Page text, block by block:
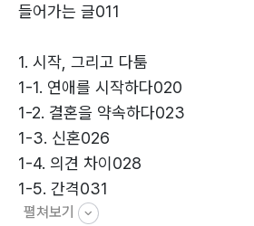
졌다. 이 책 덕분에 사이좋아지는 부
을 겪는 부부, 대화가 잘 안 되어 힘
되어 줄 거라는 믿음이 들었다. - 『그
저자 김은정
알파 님은 좋은 부부 관계의 비결을
분이다. 방법은 의외로 간단하다. 존
화! 알지만 실천하기 쉽지 않은 이런
대로 실천하고 계셨다. 특히 이 대화
들어가는 글011
1. 시작, 그리고 다툼
1-1. 연애를 시작하다020
1-2. 결혼을 약속하다023
1-3. 신혼026
1-4. 의견 차이028
1-5. 간격031
1-6. 대화033
펼쳐보기